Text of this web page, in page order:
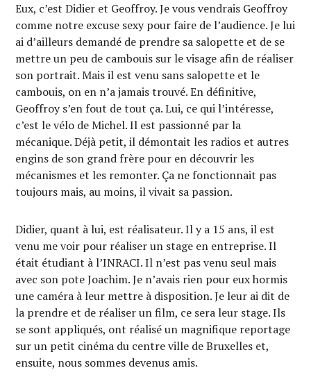
Eux, c’est Didier et Geoffroy. Je vous vendrais Geoffroy
comme notre excuse sexy pour faire de l’audience. Je lui
ai d’ailleurs demandé de prendre sa salopette et de se
mettre un peu de cambouis sur le visage afin de réaliser
son portrait. Mais il est venu sans salopette et le
cambouis, on en n’a jamais trouvé. En définitive,
Geoffroy s’en fout de tout ça. Lui, ce qui l’intéresse,
c’est le vélo de Michel. Il est passionné par la
mécanique. Déjà petit, il démontait les radios et autres
engins de son grand frère pour en découvrir les
mécanismes et les remonter. Ça ne fonctionnait pas
toujours mais, au moins, il vivait sa passion.
Didier, quant à lui, est réalisateur. Il y a 15 ans, il est
venu me voir pour réaliser un stage en entreprise. Il
était étudiant à l’INRACI. Il n’est pas venu seul mais
avec son pote Joachim. Je n’avais rien pour eux hormis
une caméra à leur mettre à disposition. Je leur ai dit de
la prendre et de réaliser un film, ce sera leur stage. Ils
se sont appliqués, ont réalisé un magnifique reportage
sur un petit cinéma du centre ville de Bruxelles et,
ensuite, nous sommes devenus amis.